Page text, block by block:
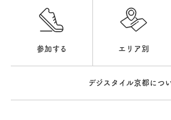
参加する エリア別
デジスタイル京都につ